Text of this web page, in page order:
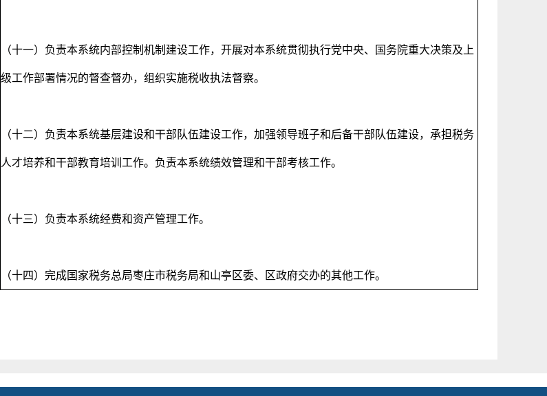
（十一）负责本系统内部控制机制建设工作，开展对本系统贯彻执行党中央、国务院重大决策及上
级工作部署情况的督查督办，组织实施税收执法督察。
（十二）负责本系统基层建设和干部队伍建设工作，加强领导班子和后备干部队伍建设，承担税务
人才培养和干部教育培训工作。负责本系统绩效管理和干部考核工作。
（十三）负责本系统经费和资产管理工作。
（十四）完成国家税务总局枣庄市税务局和山亭区委、区政府交办的其他工作。